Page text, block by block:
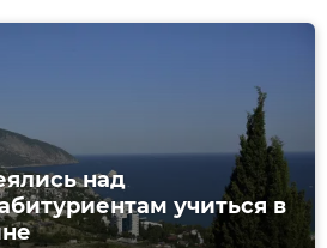
над
учиться в